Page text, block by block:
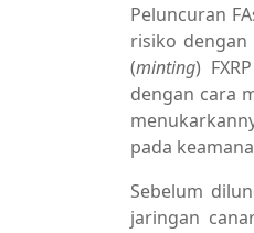
Peluncuran
risiko dengan
(minting)
dengan cara
pada
Sebelum
jaringan